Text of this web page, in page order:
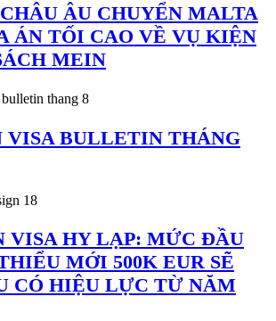
ÂU CHUYỂN MALTA
ÁN TỐI CAO VỀ VỤ KIỆN
MEIN
VISA BULLETIN THÁNG
VISA HY LẠP: MỨC ĐẦU
MỚI 500K EUR SẼ
CÓ HIỆU LỰC TỪ NĂM